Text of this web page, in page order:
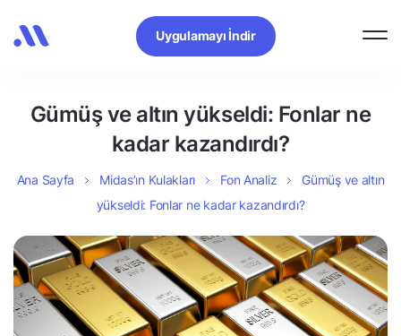
Uygulamayı İndir
Gümüş ve altın yükseldi: Fonlar ne
kadar kazandırdı?
Ana Sayfa Midas’ın Kulakları Fon Analiz
Gümüş ve altın
yükseldi: Fonlar ne kadar kazandırdı?